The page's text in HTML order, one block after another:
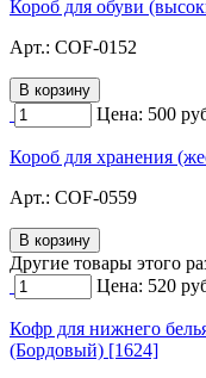
Короб для обуви
Арт.: COF-0152
Цена: 500
Короб для хранения
Арт.: COF-0559
Другие товары этого
Цена: 520
Кофр для нижнего
(Бордовый) [1624]